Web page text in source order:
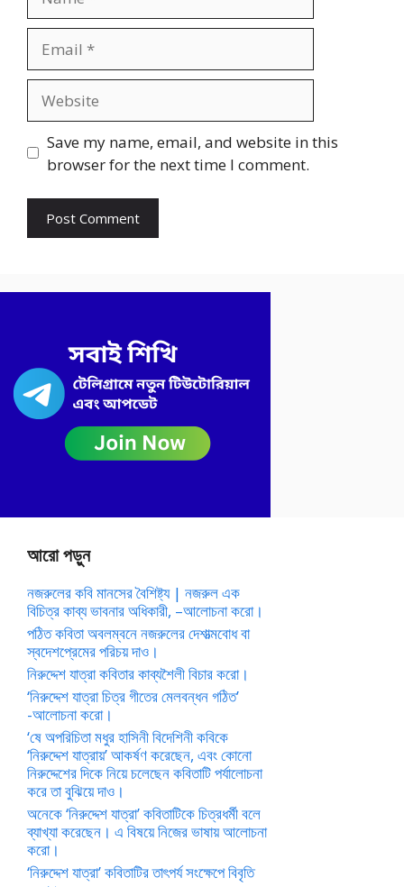
Save my name, email, and website in this
browser for the next time I comment.
আরো পড়ুন
নজরুলের কবি মানসের বৈশিষ্ট্য | নজরুল এক
বিচিত্র কাব্য ভাবনার অধিকারী, –আলোচনা করো।
পঠিত কবিতা অবলম্বনে নজরুলের দেশাত্মবোধ বা
স্বদেশপ্রেমের পরিচয় দাও।
নিরুদ্দেশ যাত্রা কবিতার কাব্যশৈলী বিচার করো।
‘নিরুদ্দেশ যাত্রা চিত্র গীতের মেলবন্ধন গঠিত’
-আলোচনা করো।
‘ষে অপরিচিতা মধুর হাসিনী বিদেশিনী কবিকে
‘নিরুদ্দেশ যাত্রায়’ আকর্ষণ করেছেন, এবং কোনো
নিরুদ্দেশের দিকে নিয়ে চলেছেন কবিতাটি পর্যালোচনা
করে তা বুঝিয়ে দাও।
অনেকে ‘নিরুদ্দেশ যাত্রা’ কবিতাটিকে চিত্রধর্মী বলে
ব্যাখ্যা করেছেন। এ বিষয়ে নিজের ভাষায় আলোচনা
করো।
‘নিরুদ্দেশ যাত্রা’ কবিতাটির তাৎপর্য সংক্ষেপে বিবৃতি